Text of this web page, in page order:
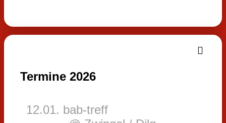
Termine 2026
12.01. bab-treff